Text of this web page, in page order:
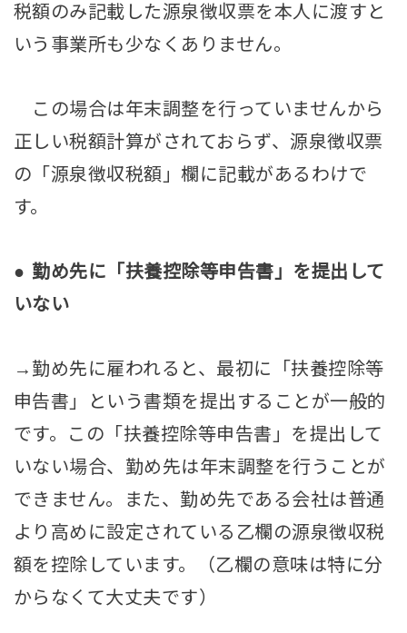
税額のみ記載した源泉徴収票を本人に渡すと
いう事業所も少なくありません。
この場合は年末調整を行っていませんから
正しい税額計算がされておらず、源泉徴収票
の「源泉徴収税額」欄に記載があるわけで
す。
● 勤め先に「扶養控除等申告書」を提出して
いない
→勤め先に雇われると、最初に「扶養控除等
申告書」という書類を提出することが一般的
です。この「扶養控除等申告書」を提出して
いない場合、勤め先は年末調整を行うことが
できません。また、勤め先である会社は普通
より高めに設定されている乙欄の源泉徴収税
額を控除しています。（乙欄の意味は特に分
からなくて大丈夫です）